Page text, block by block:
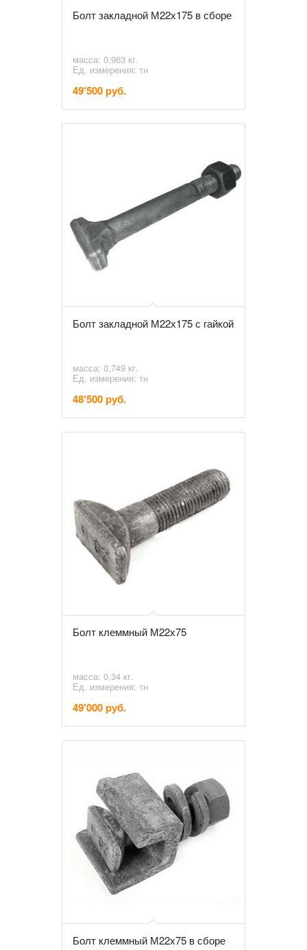
Болт закладной М22х175 в сборе
масса: 0,963 кг.
Ед. измерения: тн
49'500 руб.
Болт закладной М22х175 с гайкой
масса: 0,749 кг.
Ед. измерения: тн
48'500 руб.
Болт клеммный М22х75
масса: 0,34 кг.
Ед. измерения: тн
49'000 руб.
Болт клеммный М22х75 в сборе